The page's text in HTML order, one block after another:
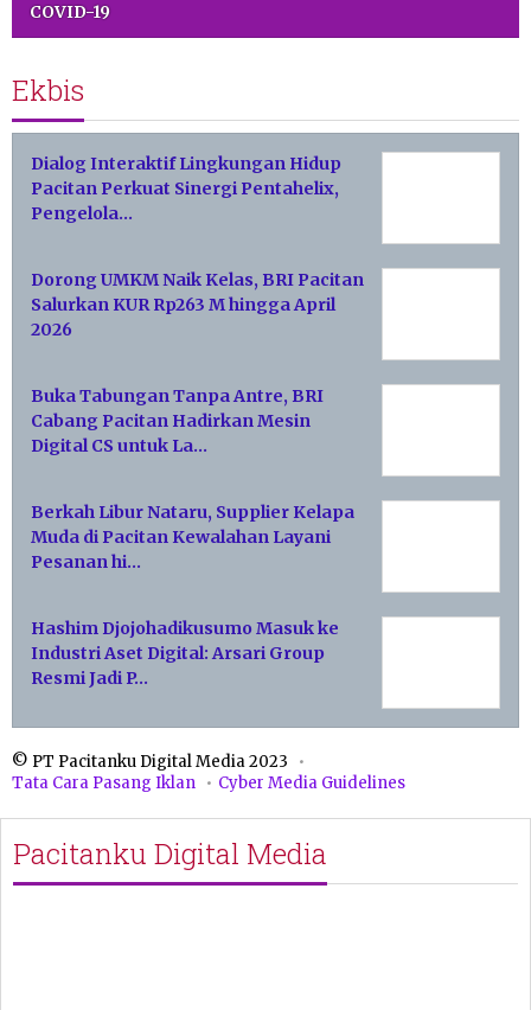
COVID-19
Ekbis
Dialog Interaktif Lingkungan Hidup
Pacitan Perkuat Sinergi Pentahelix,
Pengelola…
Dorong UMKM Naik Kelas, BRI Pacitan
Salurkan KUR Rp263 M hingga April
2026
Buka Tabungan Tanpa Antre, BRI
Cabang Pacitan Hadirkan Mesin
Digital CS untuk La…
Berkah Libur Nataru, Supplier Kelapa
Muda di Pacitan Kewalahan Layani
Pesanan hi…
Hashim Djojohadikusumo Masuk ke
Industri Aset Digital: Arsari Group
Resmi Jadi P…
© PT Pacitanku Digital Media 2023
Tata Cara Pasang Iklan
Cyber Media Guidelines
Pacitanku Digital Media